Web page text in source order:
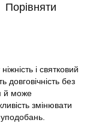
Порівняти
і святковий
довговічність без
й може
змінювати